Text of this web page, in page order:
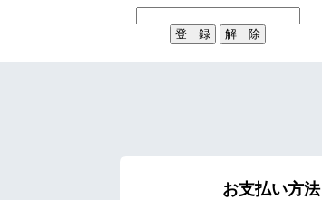
お支払い方法